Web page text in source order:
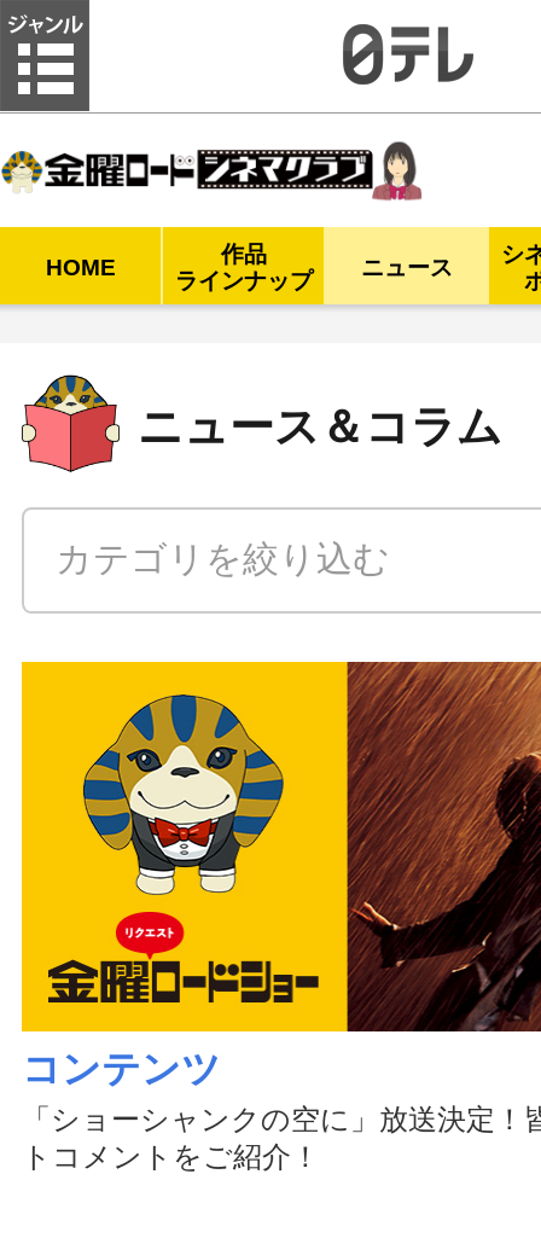
HOME
作品
ラインナップ
ニュース
シ
ニュース＆コラム
カテゴリを絞り込む
ニュース
コラム
コンテンツ
コンテンツ
「ショーシャンクの空に」放送決定
トコメントをご紹介！